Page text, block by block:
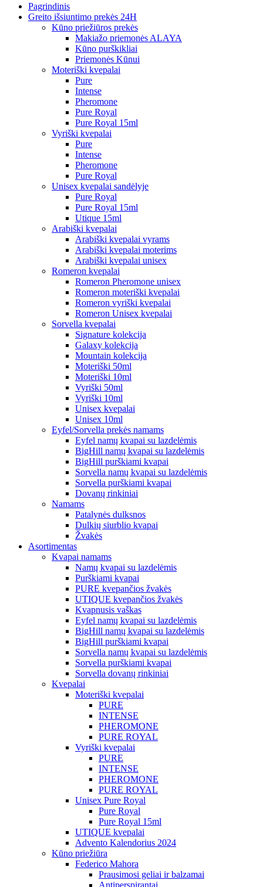
Pagrindinis
Greito išsiuntimo prekės 24H
Kūno priežiūros prekės
Makiažo priemonės ALAYA
Kūno purškikliai
Priemonės Kūnui
Moteriški kvepalai
Pure
Intense
Pheromone
Pure Royal
Pure Royal 15ml
Vyriški kvepalai
Pure
Intense
Pheromone
Pure Royal
Unisex kvepalai sandėlyje
Pure Royal
Pure Royal 15ml
Utique 15ml
Arabiški kvepalai
Arabiški kvepalai vyrams
Arabiški kvepalai moterims
Arabiški kvepalai unisex
Romeron kvepalai
Romeron Pheromone unisex
Romeron moteriški kvepalai
Romeron vyriški kvepalai
Romeron Unisex kvepalai
Sorvella kvepalai
Signature kolekcija
Galaxy kolekcija
Mountain kolekcija
Moteriški 50ml
Moteriški 10ml
Vyriški 50ml
Vyriški 10ml
Unisex kvepalai
Unisex 10ml
Eyfel/Sorvella prekės namams
Eyfel namų kvapai su lazdelėmis
BigHill namų kvapai su lazdelėmis
BigHill purškiami kvapai
Sorvella namų kvapai su lazdelėmis
Sorvella purškiami kvapai
Dovanų rinkiniai
Namams
Patalynės dulksnos
Dulkių siurblio kvapai
Žvakės
Asortimentas
Kvapai namams
Namų kvapai su lazdelėmis
Purškiami kvapai
PURE kvepančios žvakės
UTIQUE kvepančios žvakės
Kvapnusis vaškas
Eyfel namų kvapai su lazdelėmis
BigHill namų kvapai su lazdelėmis
BigHill purškiami kvapai
Sorvella namų kvapai su lazdelėmis
Sorvella purškiami kvapai
Sorvella dovanų rinkiniai
Kvepalai
Moteriški kvepalai
PURE
INTENSE
PHEROMONE
PURE ROYAL
Vyriški kvepalai
PURE
INTENSE
PHEROMONE
PURE ROYAL
Unisex Pure Royal
Pure Royal
Pure Royal 15ml
UTIQUE kvepalai
Advento Kalendorius 2024
Kūno priežiūra
Federico Mahora
Prausimosi geliai ir balzamai
Antiperspirantai